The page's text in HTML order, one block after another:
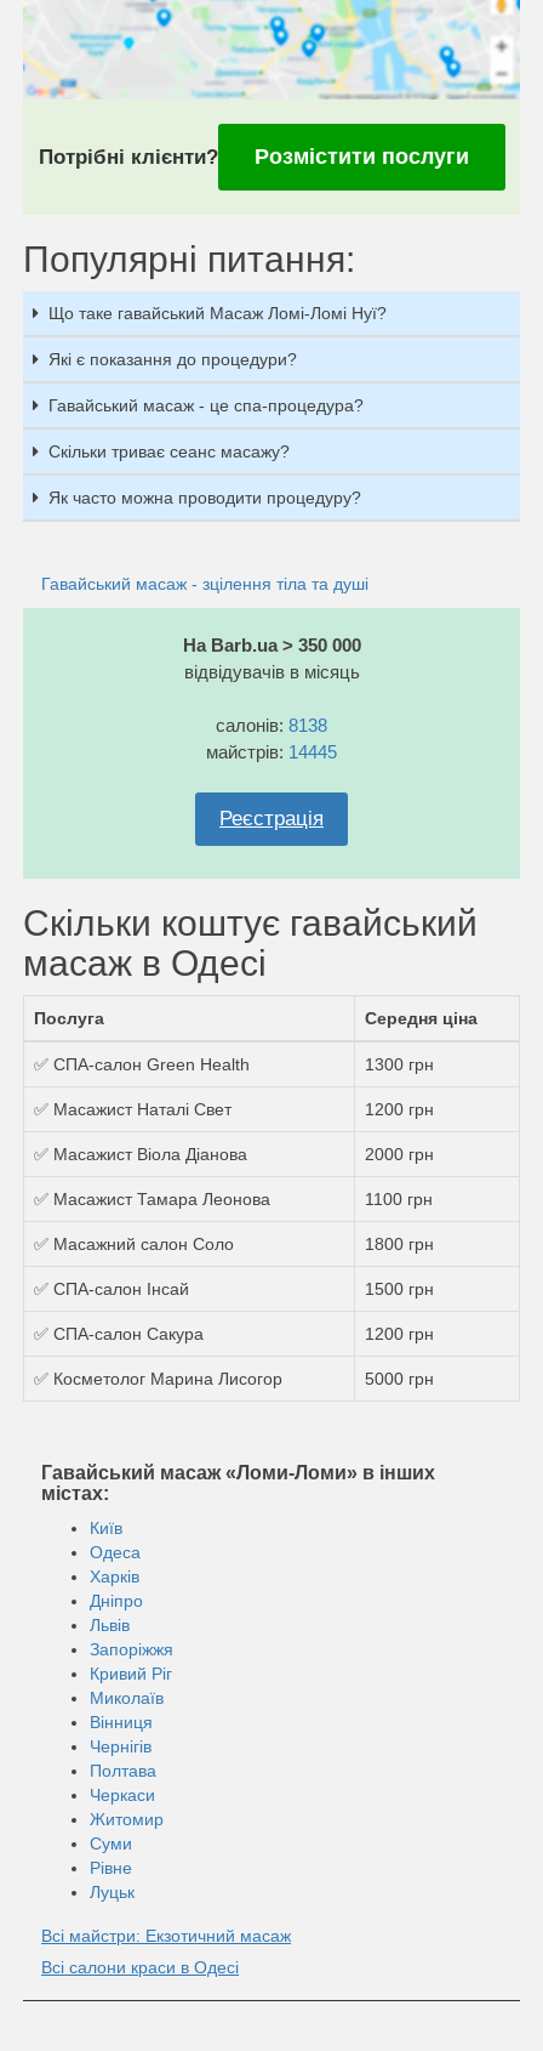
Потрібні клієнти? Розмістити послуги
Популярні питання:
Що таке гавайський Масаж Ломі-Ломі Нуї?
Які є показання до процедури?
Гавайський масаж - це спа-процедура?
Скільки триває сеанс масажу?
Як часто можна проводити процедуру?
Гавайський масаж - зцілення тіла та душі
На Barb.ua > 350 000
відвідувачів в місяць
салонів: 8138
майстрів: 14445
Реєстрація
Скільки коштує гавайський
масаж в Одесі
Послуга Середня ціна
✅ СПА-салон Green Health 1300 грн
✅ Масажист Наталi Свет 1200 грн
✅ Масажист Віола Діанова 2000 грн
✅ Масажист Тамара Леонова 1100 грн
✅ Масажний салон Соло 1800 грн
✅ СПА-салон Інсай 1500 грн
✅ СПА-салон Сакура 1200 грн
✅ Косметолог Марина Лисогор 5000 грн
Гавайський масаж «Ломи-Ломи» в інших
містах:
Київ
Одеса
Харків
Дніпро
Львів
Запоріжжя
Кривий Ріг
Миколаїв
Вінниця
Чернігів
Полтава
Черкаси
Житомир
Суми
Рівне
Луцьк
Всі майстри: Екзотичний масаж
Всі салони краси в Одесі